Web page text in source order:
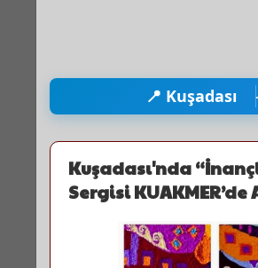
📍 Kuşadası
Kuşadası'nda
Sergisi KUAKMER’de